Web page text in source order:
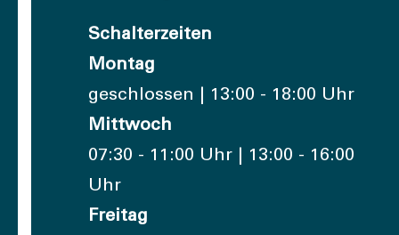
Schalterzeiten
Montag
geschlossen | 13:00 - 18:00 Uhr
Mittwoch
07:30 - 11:00 Uhr | 13:00 - 16:00
Uhr
Freitag